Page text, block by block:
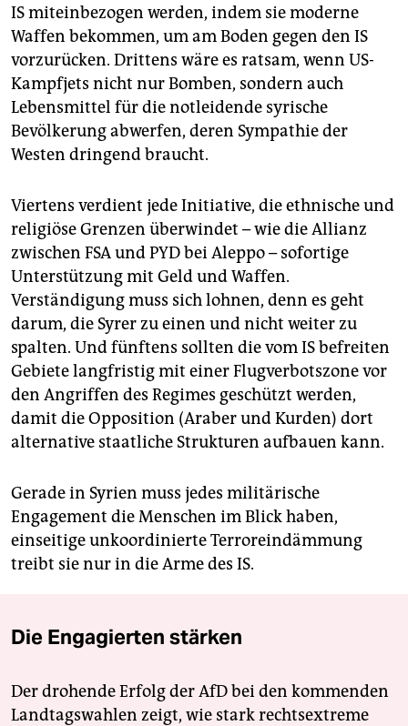
IS miteinbezogen werden, indem sie moderne
Waffen bekommen, um am Boden gegen den IS
vorzurücken. Drittens wäre es ratsam, wenn US-
Kampfjets nicht nur Bomben, sondern auch
Lebensmittel für die notleidende syrische
Bevölkerung abwerfen, deren Sympathie der
Westen dringend braucht.
Viertens verdient jede Initiative, die ethnische und
religiöse Grenzen überwindet – wie die Allianz
zwischen FSA und PYD bei Aleppo – sofortige
Unterstützung mit Geld und Waffen.
Verständigung muss sich lohnen, denn es geht
darum, die Syrer zu einen und nicht weiter zu
spalten. Und fünftens sollten die vom IS befreiten
Gebiete langfristig mit einer Flugverbotszone vor
den Angriffen des Regimes geschützt werden,
damit die Opposition (Araber und Kurden) dort
alternative staatliche Strukturen aufbauen kann.
Gerade in Syrien muss jedes militärische
Engagement die Menschen im Blick haben,
einseitige unkoordinierte Terroreindämmung
treibt sie nur in die Arme des IS.
Die Engagierten stärken
Der drohende Erfolg der AfD bei den kommenden
Landtagswahlen zeigt, wie stark rechtsextreme